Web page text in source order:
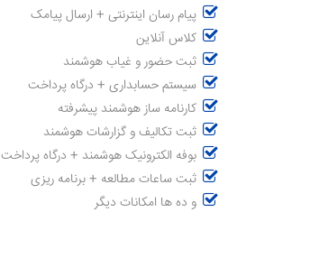
پیام رسان اینترنتی + ارسال پیامک
کلاس آنلاین
ثبت حضور و غیاب هوشمند
سیستم حسابداری + درگاه پرداخت
کارنامه ساز هوشمند پیشرفته
ثبت تکالیف و گزارشات هوشمند
بوفه الکترونیک هوشمند + درگاه پرداخت
ثبت ساعات مطالعه + برنامه ریزی
و ده ها امکانات دیگر